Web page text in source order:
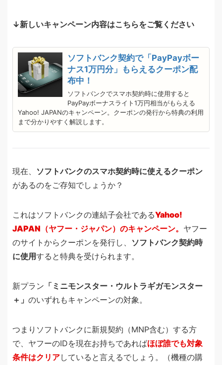
↓新しいキャンペーン内容はこちらをご覧ください
ソフトバンク契約で「PayPayボー
ナス1万円分」もらえるクーポン配
布中！
ソフトバンクでスマホ契約時に使用すると
PayPayボーナスライト1万円相当がもらえる
Yahoo! JAPANのキャンペーン。クーポンの発行から特典の利用
まで分かりやすく解説します。
現在、 ソフトバンクのスマホ契約時に使えるクーポン
があるのをご存知でしょうか？
これはソフトバンクの連結子会社であるYahoo!
JAPAN（ヤフー・ジャパン） のキャンペーン。 ヤフー
のサイトからクーポンを発行し、 ソフトバンク契約時
に使用すると特典を受けられます。
新プラン 「ミニモンスター・ウルトラギガモンスター
＋」 のいずれもキャンペーンの対象。
つまりソフトバンクに新規契約（MNP含む）する方
で、ヤフーのIDを現在お持ちであればほぼ誰でも対象
条件はクリアしていると言えるでしょう。（機種の購